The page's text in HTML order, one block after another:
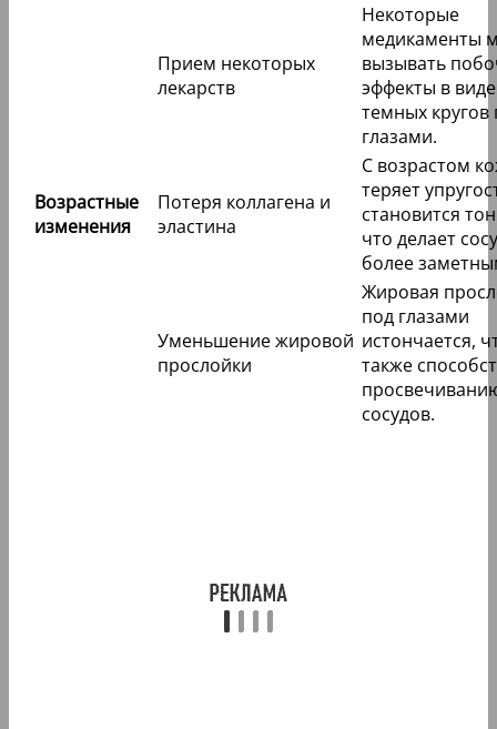
Прием некоторых
лекарств
Некоторые
медикаменты
вызывать
эффекты в виде
темных кругов
глазами.
Возрастные
изменения
Потеря коллагена и
эластина
С возрастом
теряет
становится
что делает
более
Уменьшение жировой
прослойки
Жировая
под глазами
истончается,
также
сосудов.